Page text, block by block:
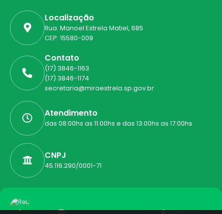
Localização
Rua. Manoel Estrela Matiel, 685
CEP: 15580-009
Contato
(17) 3846-1163
(17) 3846-1174
secretaria@miraestrela.sp.gov.br
Atendimento
das 08:00hs as 11:00hs e das 13:00hs as 17:00hs
CNPJ
45.116.290/0001-71